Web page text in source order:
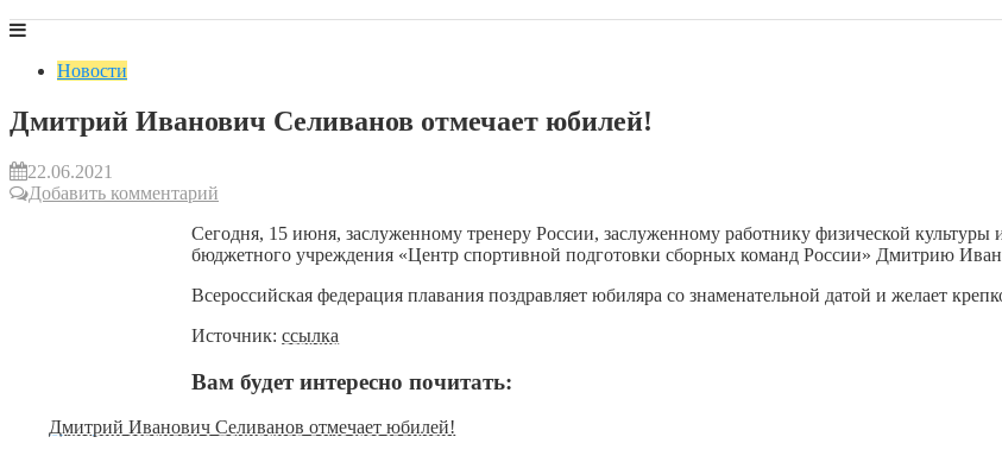
Новости
Дмитрий Иванович Селиванов отмечает юбилей!
22.06.2021
Добавить комментарий
Сегодня, 15 июня, заслуженному тренеру России, заслуженному работнику физической культуры
бюджетного учреждения «Центр спортивной подготовки сборных команд России» Дмитрию
Всероссийская федерация плавания поздравляет юбиляра со знаменательной датой и желает
Источник:ссылка
Вам будет интересно почитать:
Дмитрий Иванович Селиванов отмечает юбилей!